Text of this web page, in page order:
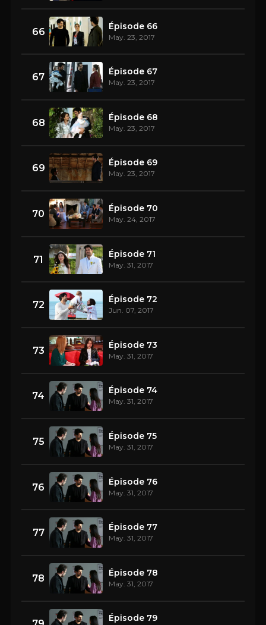
66 Épisode 66
May. 23, 2017
67 Épisode 67
May. 23, 2017
68 Épisode 68
May. 23, 2017
69 Épisode 69
May. 23, 2017
70 Épisode 70
May. 24, 2017
71 Épisode 71
May. 31, 2017
72 Épisode 72
Jun. 07, 2017
73 Épisode 73
May. 31, 2017
74 Épisode 74
May. 31, 2017
75 Épisode 75
May. 31, 2017
76 Épisode 76
May. 31, 2017
77 Épisode 77
May. 31, 2017
78 Épisode 78
May. 31, 2017
Épisode 79